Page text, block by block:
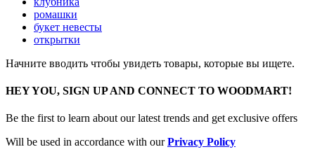
ромашки
букет невесты
открытки
Начните вводить чтобы увидеть товары, которые вы ищете.
HEY YOU, SIGN UP AND CONNECT TO WOODMART!
Be the first to learn about our latest trends and get exclusive offers
Will be used in accordance with ourPrivacy Policy